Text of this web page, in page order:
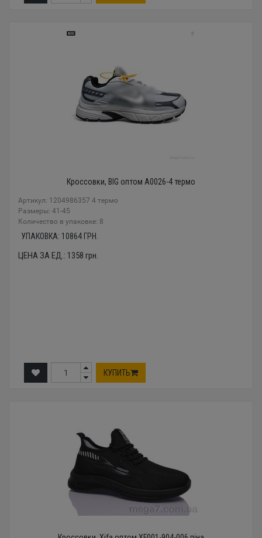
Кроссовки, BIG оптом A0026-4 термо
Артикул: 1204986357 4 термо
Размеры: 41-45
Количество в упаковке: 8
УПАКОВКА: 10864 ГРН.
ЦЕНА ЗА ЕД.: 1358 грн.
КУПИТЬ